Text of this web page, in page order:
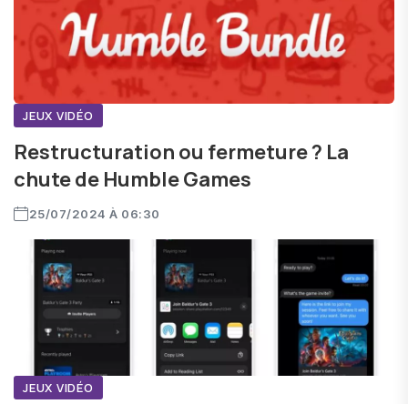
JEUX VIDÉO
Restructuration ou fermeture ? La
chute de Humble Games
25/07/2024 À 06:30
JEUX VIDÉO